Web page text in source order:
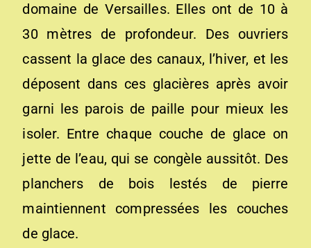
domaine de Versailles. Elles ont de 10 à
30 mètres de profondeur. Des ouvriers
cassent la glace des canaux, l’hiver, et les
déposent dans ces glacières après avoir
garni les parois de paille pour mieux les
isoler. Entre chaque couche de glace on
jette de l’eau, qui se congèle aussitôt. Des
planchers de bois lestés de pierre
maintiennent compressées les couches
de glace.